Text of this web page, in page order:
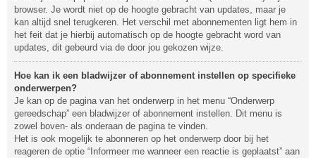
browser. Je wordt niet op de hoogte gebracht van updates, maar je
kan altijd snel terugkeren. Het verschil met abonnementen ligt hem in
het feit dat je hierbij automatisch op de hoogte gebracht word van
updates, dit gebeurd via de door jou gekozen wijze.
Hoe kan ik een bladwijzer of abonnement instellen op specifieke
onderwerpen?
Je kan op de pagina van het onderwerp in het menu “Onderwerp
gereedschap” een bladwijzer of abonnement instellen. Dit menu is
zowel boven- als onderaan de pagina te vinden.
Het is ook mogelijk te abonneren op het onderwerp door bij het
reageren de optie “Informeer me wanneer een reactie is geplaatst” aan